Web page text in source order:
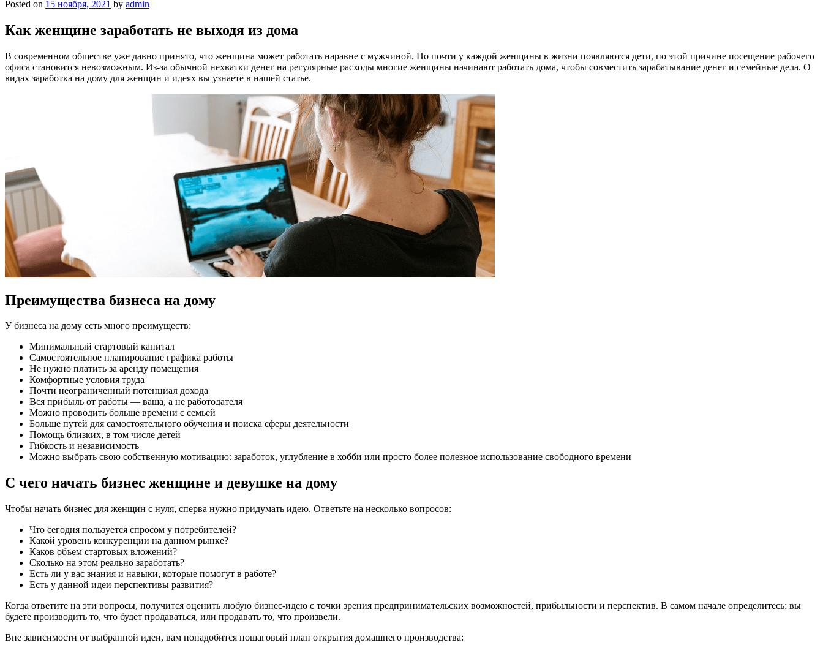
Posted on 15 ноября, 2021 by admin
Как женщине заработать не выходя из дома
В современном обществе уже давно принято, что женщина может работать наравне с мужчиной. Но почти у каждой женщины в жизни появляются дети, по этой причине посещение рабочего
офиса становится невозможным. Из-за обычной нехватки денег на регулярные расходы многие женщины начинают работать дома, чтобы совместить зарабатывание денег и семейные дела. О
видах заработка на дому для женщин и идеях вы узнаете в нашей статье.
Преимущества бизнеса на дому
У бизнеса на дому есть много преимуществ:
Минимальный стартовый капитал
Самостоятельное планирование графика работы
Не нужно платить за аренду помещения
Комфортные условия труда
Почти неограниченный потенциал дохода
Вся прибыль от работы — ваша, а не работодателя
Можно проводить больше времени с семьей
Больше путей для самостоятельного обучения и поиска сферы деятельности
Помощь близких, в том числе детей
Гибкость и независимость
Можно выбрать свою собственную мотивацию: заработок, углубление в хобби или просто более полезное использование свободного времени
С чего начать бизнес женщине и девушке на дому
Чтобы начать бизнес для женщин с нуля, сперва нужно придумать идею. Ответьте на несколько вопросов:
Что сегодня пользуется спросом у потребителей?
Какой уровень конкуренции на данном рынке?
Каков объем стартовых вложений?
Сколько на этом реально заработать?
Есть ли у вас знания и навыки, которые помогут в работе?
Есть у данной идеи перспективы развития?
Когда ответите на эти вопросы, получится оценить любую бизнес-идею с точки зрения предпринимательских возможностей, прибыльности и перспектив. В самом начале определитесь: вы
будете производить то, что будет продаваться, или продавать то, что произвели.
Вне зависимости от выбранной идеи, вам понадобится пошаговый план открытия домашнего производства: